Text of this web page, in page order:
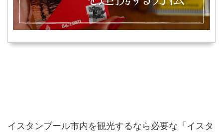
イスタンブール市内を観光するなら必要な「イスタ